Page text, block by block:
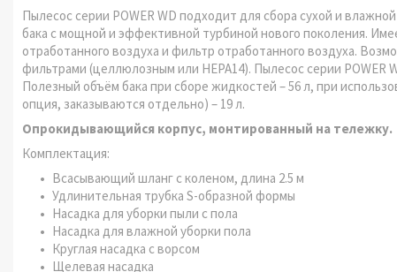
Пылесос серии POWER WD подходит для сбора сухой и
бака с мощной и эффективной турбиной нового поколения.
отработанного воздуха и фильтр отработанного воздуха.
фильтрами (целлюлозным или HEPA14). Пылесос серии
Полезный объём бака при сборе жидкостей – 56 л, при
опция, заказываются отдельно) – 19 л.
Опрокидывающийся корпус, монтированный на тележку.
Комплектация:
Всасывающий шланг с коленом, длина 2.5 м
Удлинительная трубка S-образной формы
Насадка для уборки пыли с пола
Насадка для влажной уборки пола
Круглая насадка с ворсом
Щелевая насадка